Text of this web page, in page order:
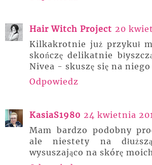
Hair Witch Project 20
Kilkakrotnie już przykuł
skończę delikatnie
Nivea - skuszę się na
Odpowiedz
KasiaS1980 24 kwietnia
Mam bardzo podobny
ale niestety na
wysuszająco na skórę